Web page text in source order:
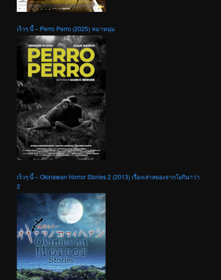
เร็วๆ นี้ – Perro Perro (2025) หมาหนุ่ม
เร็วๆ นี้ – Okinawan Horror Stories 2 (2013) เรื่องเล่าสยองจากโอกินาว่า
2